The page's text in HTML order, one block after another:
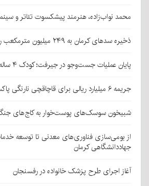
محمد نواب‌زاده، هنرمند پیشکسوت تئاتر و
ذخیره سدهای کرمان به ۲۴۹ میلیون مترمکعب رسید
پایان عملیات جست‌وجو در جیرفت؛ کودک ۴ ساله دلفاردی پیدا شد
جریمه ۶ میلیارد ریالی برای قاچاقچی نارنگی پاکستانی در بافت
شبیخون سوسک‌های پوست‌خوار به کاج‌های
از بومی‌سازی فناوری‌های معدنی تا توسعه
جهاددانشگاهی کرمان
آغاز اجرای طرح پزشک خانواده در رفسنجان